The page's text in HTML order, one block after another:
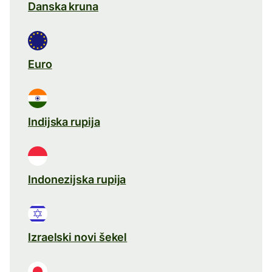
Danska kruna
Euro
Indijska rupija
Indonezijska rupija
Izraelski novi šekel